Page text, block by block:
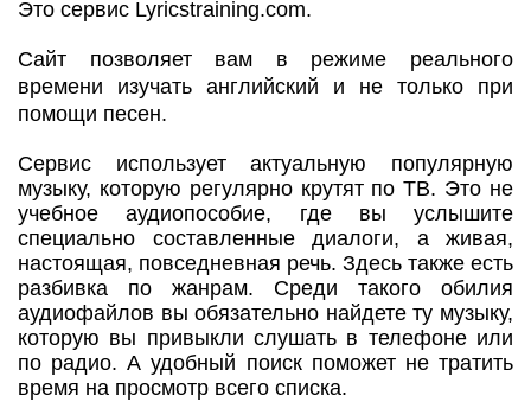
Это сервис Lyricstraining.com.
Сайт позволяет вам в режиме реального
времени изучать английский и не только при
помощи песен.
Сервис использует актуальную популярную
музыку, которую регулярно крутят по ТВ. Это не
учебное аудиопособие, где вы услышите
специально составленные диалоги, а живая,
настоящая, повседневная речь. Здесь также есть
разбивка по жанрам. Среди такого обилия
аудиофайлов вы обязательно найдете ту музыку,
которую вы привыкли слушать в телефоне или
по радио. А удобный поиск поможет не тратить
время на просмотр всего списка.